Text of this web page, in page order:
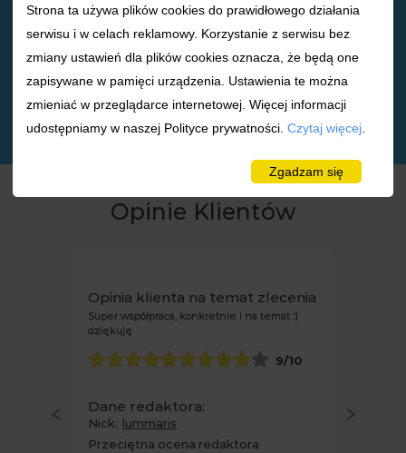
0
liczba klientów
online
391
łączna liczba
redaktorów
zarejestrowanych
Opinie Klientów
Opinia klienta na temat zlecenia
Super współpraca, konkretnie i na temat :)
dziękuję
9/10
Dane redaktora:
Nick: lummaris
Przeciętna ocena redaktora
Strona ta używa plików cookies do prawidłowego działania
serwisu i w celach reklamowy. Korzystanie z serwisu bez
zmiany ustawień dla plików cookies oznacza, że będą one
zapisywane w pamięci urządzenia. Ustawienia te można
zmieniać w przeglądarce internetowej. Więcej informacji
udostępniamy w naszej Polityce prywatności. Czytaj więcej
Zgadzam się